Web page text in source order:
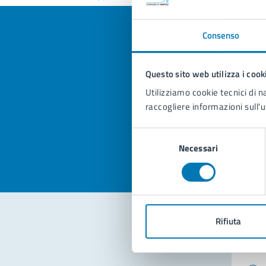
Consenso
Questo sito web utilizza i
Utilizziamo cookie tecnici di
raccogliere informazioni
Necessari
Rifiuta